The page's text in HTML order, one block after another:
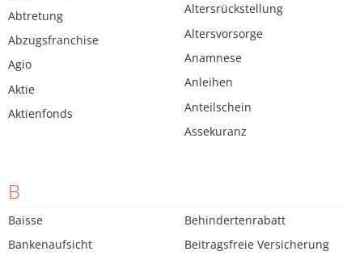
Abtretung
Abzugsfranchise
Agio
Aktie
Aktienfonds
Altersrückstellung
Altersvorsorge
Anamnese
Anleihen
Anteilschein
Assekuranz
B
Baisse
Bankenaufsicht
Behindertenrabatt
Beitragsfreie Versicherung